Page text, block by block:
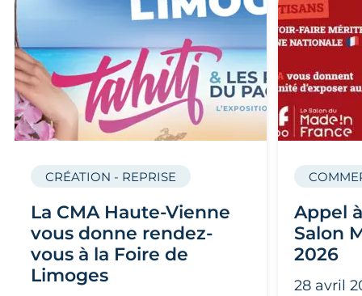
La CMA Haute-Vienne
vous donne rendez-
vous à la Foire de
Limoges
CRÉATION - REPRISE
Appel
Salon
2026
28 avril